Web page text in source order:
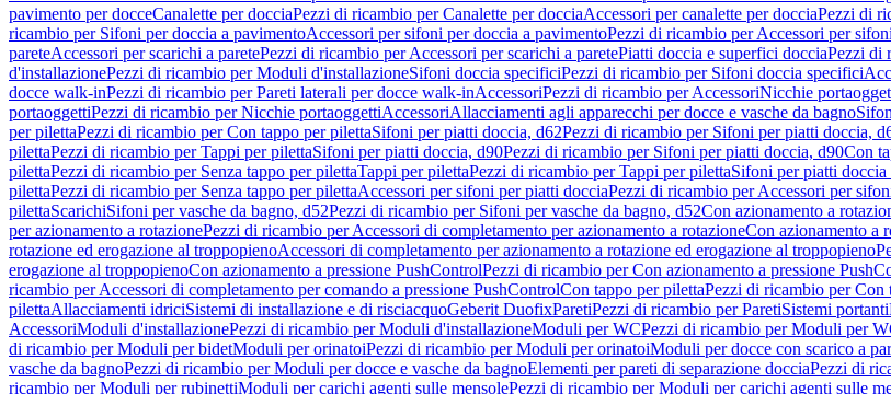
pavimento per docceCanalette per docciaPezzi di ricambio per Canalette per docciaAccessori per canalette per docciaPezzi di
ricambio per Sifoni per doccia a pavimentoAccessori per sifoni per doccia a pavimentoPezzi di ricambio per Accessori per
pareteAccessori per scarichi a paretePezzi di ricambio per Accessori per scarichi a paretePiatti doccia e superfici docciaPezzi di
d'installazionePezzi di ricambio per Moduli d'installazioneSifoni doccia specificiPezzi di ricambio per Sifoni doccia specifici
docce walk-inPezzi di ricambio per Pareti laterali per docce walk-inAccessoriPezzi di ricambio per AccessoriNicchie
portaoggettiPezzi di ricambio per Nicchie portaoggettiAccessoriAllacciamenti agli apparecchi per docce e vasche da bagno
per pilettaPezzi di ricambio per Con tappo per pilettaSifoni per piatti doccia, d62Pezzi di ricambio per Sifoni per piatti doccia,
pilettaPezzi di ricambio per Tappi per pilettaSifoni per piatti doccia, d90Pezzi di ricambio per Sifoni per piatti doccia, d90Con
pilettaPezzi di ricambio per Senza tappo per pilettaTappi per pilettaPezzi di ricambio per Tappi per pilettaSifoni per piatti doccia
pilettaPezzi di ricambio per Senza tappo per pilettaAccessori per sifoni per piatti docciaPezzi di ricambio per Accessori per
pilettaScarichiSifoni per vasche da bagno, d52Pezzi di ricambio per Sifoni per vasche da bagno, d52Con azionamento a
per azionamento a rotazionePezzi di ricambio per Accessori di completamento per azionamento a rotazioneCon azionamento a
rotazione ed erogazione al troppopienoAccessori di completamento per azionamento a rotazione ed erogazione al troppopieno
erogazione al troppopienoCon azionamento a pressione PushControlPezzi di ricambio per Con azionamento a pressione
ricambio per Accessori di completamento per comando a pressione PushControlCon tappo per pilettaPezzi di ricambio per Con
pilettaAllacciamenti idriciSistemi di installazione e di risciacquoGeberit DuofixParetiPezzi di ricambio per ParetiSistemi portanti
AccessoriModuli d'installazionePezzi di ricambio per Moduli d'installazioneModuli per WCPezzi di ricambio per Moduli per
di ricambio per Moduli per bidetModuli per orinatoiPezzi di ricambio per Moduli per orinatoiModuli per docce con scarico a
vasche da bagnoPezzi di ricambio per Moduli per docce e vasche da bagnoElementi per pareti di separazione docciaPezzi di
ricambio per Moduli per rubinettiModuli per carichi agenti sulle mensolePezzi di ricambio per Moduli per carichi agenti sulle